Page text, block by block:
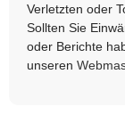
Verletzten oder
Sollten Sie
oder Berichte
unseren